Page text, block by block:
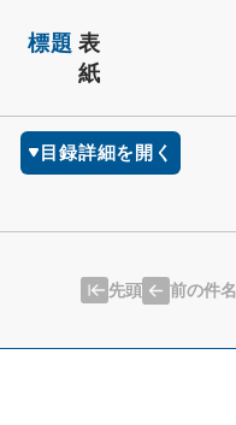
標題 表
紙
目録詳細を開く
先頭 前の件名